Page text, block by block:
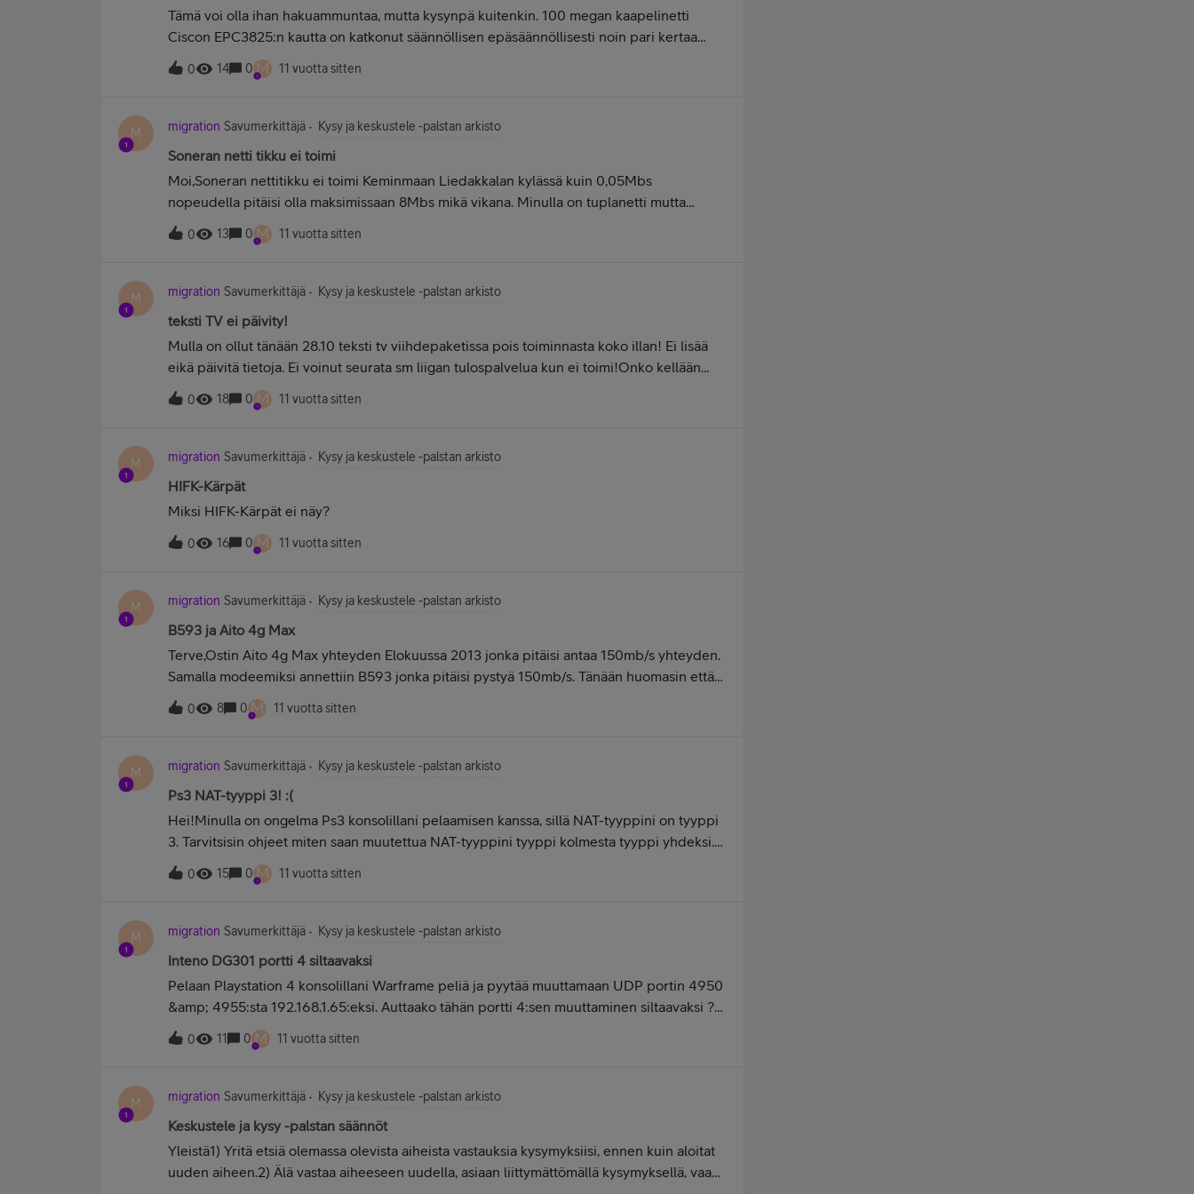
Tämä voi olla ihan hakuammuntaa, mutta kysynpä kuitenkin. 100 megan kaapelinetti
Ciscon EPC3825:n kautta on katkonut säännöllisen epäsäännöllisesti noin pari kertaa
tunnissa. Sen vuoksi heitin tilalle hyllystä löytyneen Netgearin lootan, jonka kautta
katkoksia ei ole ollut, mutta nopeusmittaus näyttää vain megan yhteyttä. Netgear oli
megan yhteys. Silloin purnukan mac-osoite piti ilmoittaa operaattorille (siis Sonera)
nykyisestä käyttöpaikasta. Onko mahdollista, että aikaisemman käyttöpaikan nopeuden
valvonta perustuu mac-suodatukseen, ja Netgearin mac on nyt lähimmän
kytkimen/reitittimen "mustalla" listalla? Tuon olisi tietenkin voinut testata mac-
spooffauksella, mutta kun en asu ko. huoneistossa, niin pitää ensin yrittää arvata
mahdollisia syitä. Seuraavalla käynnillä pitää ainakin päivittää Ciscon fw ja vilkaista
0 14 0 M 11 vuotta sitten
M migration Savumerkittäjä Kysy ja keskustele -palstan arkisto
Soneran netti tikku ei toimi
Moi,Soneran nettitikku ei toimi Keminmaan Liedakkalan kylässä kuin 0,05Mbs
nopeudella pitäisi olla maksimissaan 8Mbs mikä vikana. Minulla on tuplanetti mutta
kiinteää ei ole vielä saatu toimimaan vika jo toista päivää.
0 13 0 M 11 vuotta sitten
M migration Savumerkittäjä Kysy ja keskustele -palstan arkisto
teksti TV ei päivity!
Mulla on ollut tänään 28.10 teksti tv viihdepaketissa pois toiminnasta koko illan! Ei lisää
eikä päivitä tietoja. Ei voinut seurata sm liigan tulospalvelua kun ei toimi!Onko kellään
vastaa ongelmaa ja korjautuuko se itsestään?Olen sulkenut reittimen hetkesi! lähtee ok
toimintaan ja kaikki muu asiat toimii normaalisti mutta ei tärkein eli txtv!
0 18 0 M 11 vuotta sitten
M migration Savumerkittäjä Kysy ja keskustele -palstan arkisto
HIFK-Kärpät
Miksi HIFK-Kärpät ei näy?
0 16 0 M 11 vuotta sitten
M migration Savumerkittäjä Kysy ja keskustele -palstan arkisto
B593 ja Aito 4g Max
Terve,Ostin Aito 4g Max yhteyden Elokuussa 2013 jonka pitäisi antaa 150mb/s yhteyden.
Samalla modeemiksi annettiin B593 jonka pitäisi pystyä 150mb/s. Tänään huomasin että
modeemin tarkka mallinumero on B593u -12, joka siis ei pysty kuin 100mb/s yhteyteen.
B593S -22 pystyy tähän 150mb/s yhteyteen, josta siis olen maksanut elokuusta alkaen.
150mb/s on edes mahdollista kuten myyjä minulle myi tämän liittymän. Ottanette
tappion/harhautuksen.
0 8 0 M 11 vuotta sitten
M migration Savumerkittäjä Kysy ja keskustele -palstan arkisto
Ps3 NAT-tyyppi 3! :(
Hei!Minulla on ongelma Ps3 konsolillani pelaamisen kanssa, sillä NAT-tyyppini on tyyppi
3. Tarvitsisin ohjeet miten saan muutettua NAT-tyyppini tyyppi kolmesta tyyppi yhdeksi.
Minulla on siis Huawei e5776 reititin Soneran 4G liittymällä. Voisitteko neuvoa minua
ongelmani kanssa. Kiitos tuhannesti jo etukäteen!!! :)
0 15 0 M 11 vuotta sitten
M migration Savumerkittäjä Kysy ja keskustele -palstan arkisto
Inteno DG301 portti 4 siltaavaksi
Pelaan Playstation 4 konsolillani Warframe peliä ja pyytää muuttamaan UDP portin 4950
&amp; 4955:sta 192.168.1.65:eksi. Auttaako tähän portti 4:sen muuttaminen siltaavaksi ?
Jos auttaa ja muutatte, kiitos...
0 11 0 M 11 vuotta sitten
M migration Savumerkittäjä Kysy ja keskustele -palstan arkisto
Keskustele ja kysy -palstan säännöt
Yleistä1) Yritä etsiä olemassa olevista aiheista vastauksia kysymyksiisi, ennen kuin aloitat
uuden aiheen.2) Älä vastaa aiheeseen uudella, asiaan liittymättömällä kysymyksellä, vaan